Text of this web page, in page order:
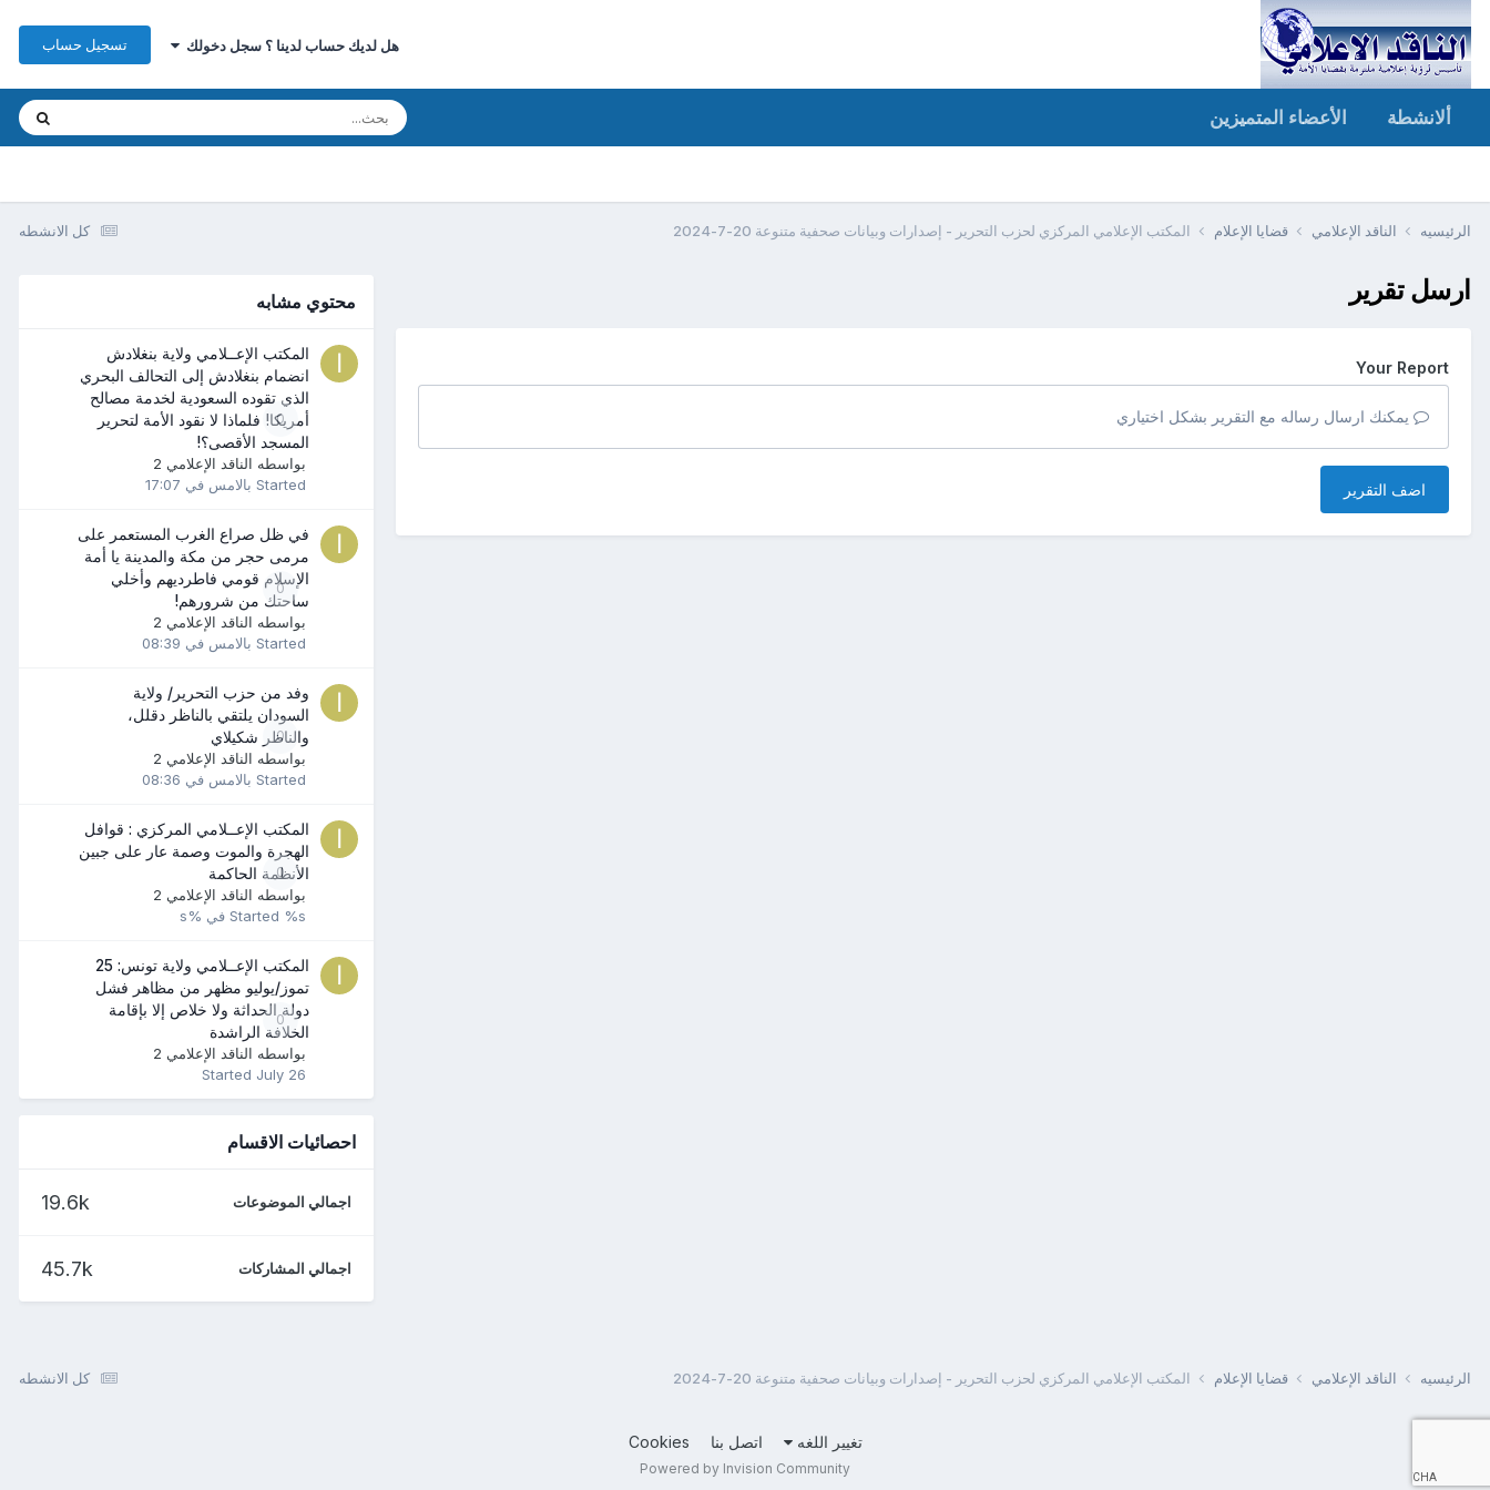
هل لديك حساب لدينا ؟ سجل دخولك تسجيل حساب
ألانشطة الأعضاء المتميزين
كل الانشطه الرئيسيه الناقد الإعلامي قضايا الإعلام المكتب الإعلامي المركزي لحزب التحرير - إصدارات وبيانات صحفية متنوعة 20-7-2024
ارسل تقرير
Your Report
يمكنك ارسال رساله مع التقرير بشكل اختياري
اضف التقرير
محتوي مشابه
0
المكتب الإعــلامي ولاية بنغلادش
انضمام بنغلادش إلى التحالف البحري
الذي تقوده السعودية لخدمة مصالح
أمريكا! فلماذا لا نقود الأمة لتحرير
المسجد الأقصى؟!
بواسطه الناقد الإعلامي 2
Started بالامس في 17:07
0
في ظل صراع الغرب المستعمر على
مرمى حجر من مكة والمدينة يا أمة
الإسلام قومي فاطرديهم وأخلي
ساحتك من شرورهم!
بواسطه الناقد الإعلامي 2
Started بالامس في 08:39
0
وفد من حزب التحرير/ ولاية
السودان يلتقي بالناظر دقلل،
والناظر شكيلاي
بواسطه الناقد الإعلامي 2
Started بالامس في 08:36
0
المكتب الإعــلامي المركزي : قوافل
الهجرة والموت وصمة عار على جبين
الأنظمة الحاكمة
بواسطه الناقد الإعلامي 2
Started %s في %s
0
المكتب الإعــلامي ولاية تونس: 25
تموز/يوليو مظهر من مظاهر فشل
دولة الحداثة ولا خلاص إلا بإقامة
الخلافة الراشدة
بواسطه الناقد الإعلامي 2
Started July 26
احصائيات الاقسام
اجمالي الموضوعات 19.6k
اجمالي المشاركات 45.7k
كل الانشطه الرئيسيه الناقد الإعلامي قضايا الإعلام المكتب الإعلامي المركزي لحزب التحرير - إصدارات وبيانات صحفية متنوعة 20-7-2024
تغيير اللغه اتصل بنا Cookies
Powered by Invision Community